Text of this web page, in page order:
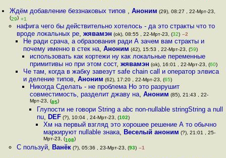
Ждём добавление беззнаковых типов ,Аноним (29), 08:27 , 22-Мрт-23,
(29) +1
нафига чего бы действительно хотелось - да это стракты что то
вроде локальных ре, жявамэн (ok), 08:55 , 22-Мрт-23, (32) –2
Не ради срача, а образования ради А зачем вам стракты и
почему именно в стек на, Аноним (42), 15:53 , 22-Мрт-23, (59)
использовать как кортежи ну как локальные переменные
примитивы но при этом сост,жявамэн (ok), 16:01 , 22-Мрт-23, (60)
Че там, когда в жабку завезут safe chain call и оператор элвиса
и деление типов, Аноним (62), 17:20 , 22-Мрт-23, (65)
Никогда Сделать - не проблема Но это разрушит
совместимость, разделит джаву на,Аноним (85), 21:43 , 22-
Мрт-23, (85)
Глупости не говори String a abc non-nullable stringString a null
nu, DEF(?), 10:04 , 24-Мрт-23, (102)
Хм на первый взгляд это хорошее решение А то обычно
маркируют nullable знака, Веселый аноним (?), 21:01 , 25-
Мрт-23, (108)
С пользуй, Ванёк(?), 05:36 , 23-Мрт-23, (93) –1